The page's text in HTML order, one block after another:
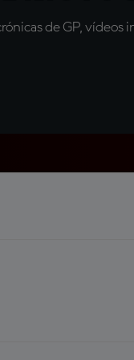
de GP, vídeos